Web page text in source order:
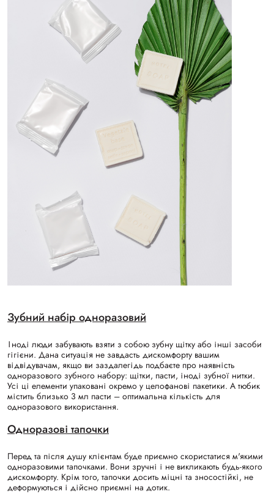
Зубний набір одноразовий
Іноді люди забувають взяти з собою зубну щітку або інші засоби
гігієни. Дана ситуація не завдасть дискомфорту вашим
відвідувачам, якщо ви заздалегідь подбаєте про наявність
одноразового зубного набору: щітки, пасти, іноді зубної нитки.
Усі ці елементи упаковані окремо у целофанові пакетики. А тюбик
містить близько 3 мл пасти – оптимальна кількість для
одноразового використання.
Одноразові тапочки
Перед та після душу клієнтам буде приємно скористатися м'якими
одноразовими тапочками. Вони зручні і не викликають будь-якого
дискомфорту. Крім того, тапочки досить міцні та зносостійкі, не
деформуються і дійсно приємні на дотик.